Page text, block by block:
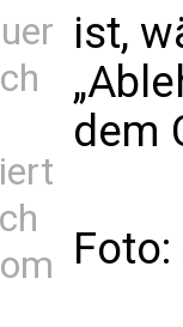
ist,
dem